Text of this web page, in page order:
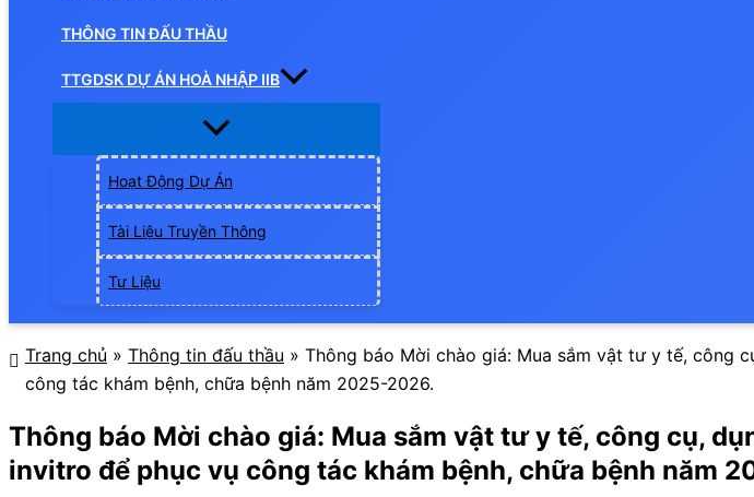
THÔNG TIN ĐẤU THẦU
TTGDSK DỰ ÁN HOÀ NHẬP IIB
Hoạt Động Dự Án
Tài Liệu Truyền Thông
Tư Liệu
Trang chủ » Thông tin đấu thầu » Thông báo Mời chào giá: Mua sắm vật tư y tế, công
công tác khám bệnh, chữa bệnh năm 2025-2026.
Thông báo Mời chào giá: Mua sắm vật tư y tế, công cụ,
invitro để phục vụ công tác khám bệnh, chữa bệnh năm